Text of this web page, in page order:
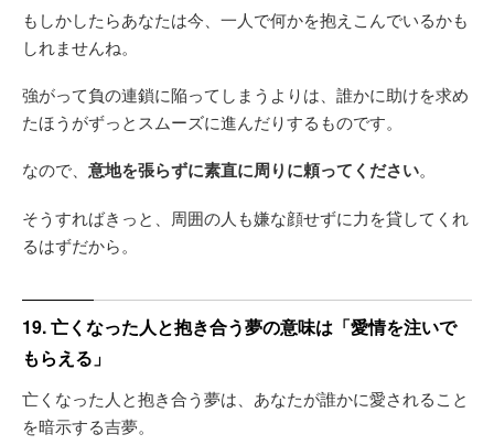
もしかしたらあなたは今、一人で何かを抱えこんでいるかも
しれませんね。
強がって負の連鎖に陥ってしまうよりは、誰かに助けを求め
たほうがずっとスムーズに進んだりするものです。
なので、 意地を張らずに素直に周りに頼ってください。
そうすればきっと、周囲の人も嫌な顔せずに力を貸してくれ
るはずだから。
19. 亡くなった人と抱き合う夢の意味は「愛情を注いで
もらえる」
亡くなった人と抱き合う夢は、あなたが誰かに愛されること
を暗示する吉夢。